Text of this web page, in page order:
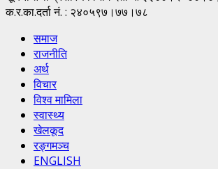
क.र.का.दर्ता नं. : २४०५९७।७७।७८
समाज
राजनीति
अर्थ
विचार
विश्व मामिला
स्वास्थ्य
खेलकूद
रङ्गमञ्च
ENGLISH